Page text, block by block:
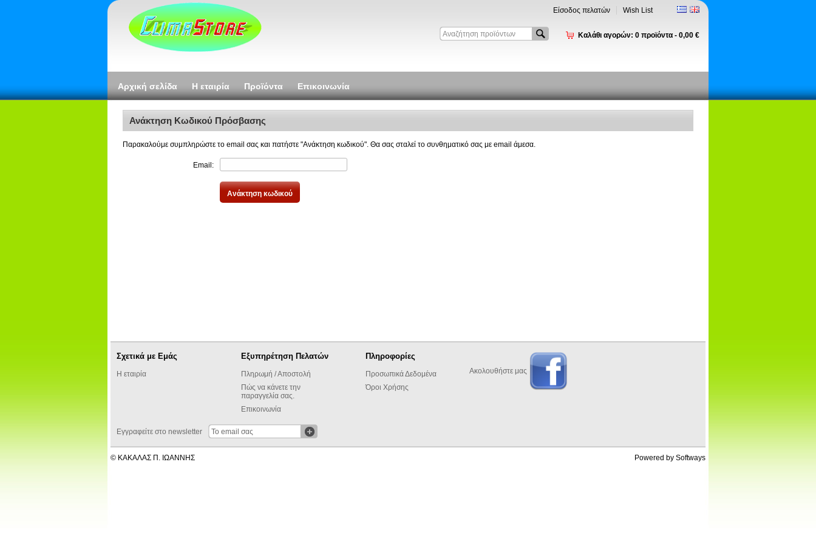
Είσοδος πελατών Wish List
Καλάθι αγορών: 0 προϊόντα - 0,00 €
Αρχική σελίδα Η εταιρία Προϊόντα Επικοινωνία
Ανάκτηση Κωδικού Πρόσβασης
Παρακαλούμε συμπληρώστε το email σας και πατήστε "Ανάκτηση κωδικού". Θα σας σταλεί το συνθηματικό σας με email άμεσα.
Email:
Σχετικά με Εμάς
Η εταιρία
Εξυπηρέτηση Πελατών
Πληρωμή / Αποστολή
Πώς να κάνετε την
παραγγελία σας.
Επικοινωνία
Πληροφορίες
Προσωπικά Δεδομένα
Όροι Χρήσης
Ακολουθήστε μας
Εγγραφείτε στο newsletter
© ΚΑΚΑΛΑΣ Π. ΙΩΑΝΝΗΣ Powered by Softways